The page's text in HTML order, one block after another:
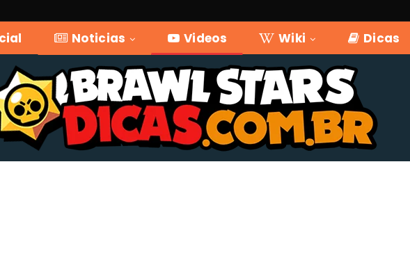
Noticias Videos Wiki Dicas